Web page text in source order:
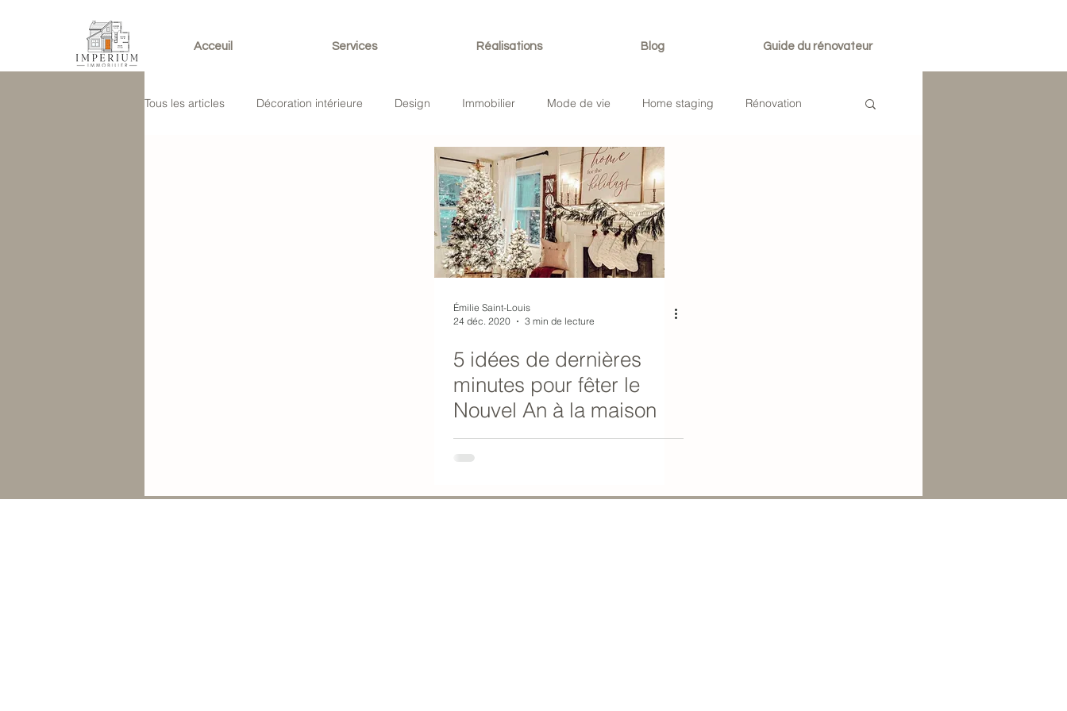
Acceuil Services Réalisations Blog Guide du rénovateur
Tous les articles Décoration intérieure Design Immobilier Mode de vie Home staging Rénovation
Émilie Saint-Louis
24 déc. 2020
3 min de lecture
5 idées de dernières
minutes pour fêter le
Nouvel An à la maison